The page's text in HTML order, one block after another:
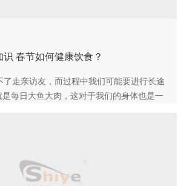
春节如何健康饮食？
了走亲访友，而过程中我们可能要进行长途
是每日大鱼大肉，这对于我们的身体也是一
期间该如何养生呢，小编今天就来给大家